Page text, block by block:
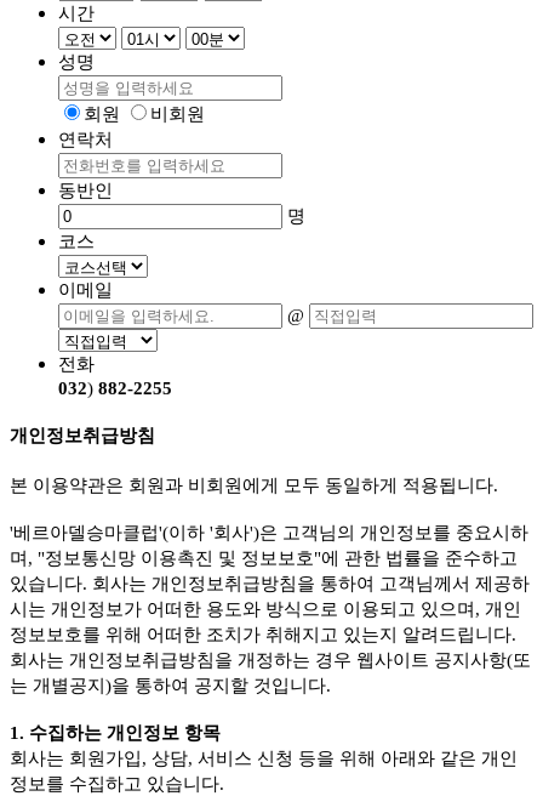
시간
성명
회원
비회원
연락처
동반인
명
코스
이메일
@
전화
032) 882-2255
개인정보취급방침
본 이용약관은 회원과 비회원에게 모두 동일하게 적용됩니다.
'베르아델승마클럽'(이하 '회사')은 고객님의 개인정보를 중요시하
며, "정보통신망 이용촉진 및 정보보호"에 관한 법률을 준수하고
있습니다. 회사는 개인정보취급방침을 통하여 고객님께서 제공하
시는 개인정보가 어떠한 용도와 방식으로 이용되고 있으며, 개인
정보보호를 위해 어떠한 조치가 취해지고 있는지 알려드립니다.
회사는 개인정보취급방침을 개정하는 경우 웹사이트 공지사항(또
는 개별공지)을 통하여 공지할 것입니다.
1. 수집하는 개인정보 항목
회사는 회원가입, 상담, 서비스 신청 등을 위해 아래와 같은 개인
정보를 수집하고 있습니다.